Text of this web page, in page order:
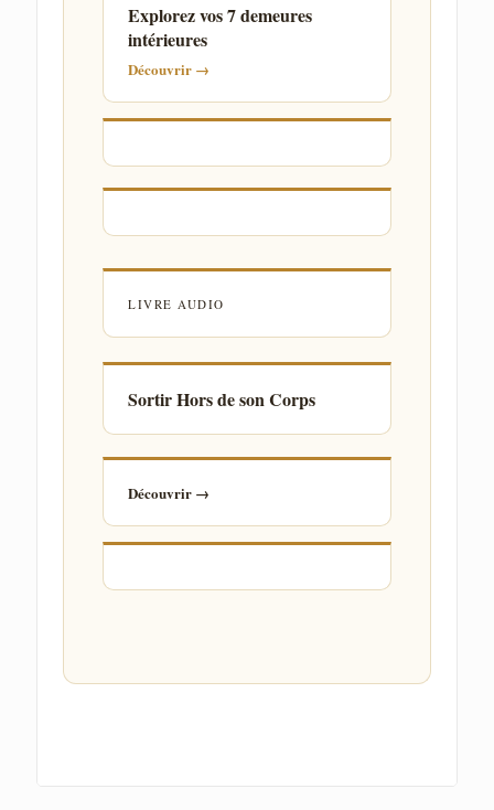
Explorez vos 7 demeures
intérieures
Découvrir →
LIVRE AUDIO
Sortir Hors de son Corps
Découvrir →